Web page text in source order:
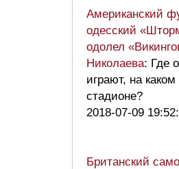
Американский
одесский
одолел
Николаева: Где
играют, на каком
стадионе?
2018-07-09
Британский